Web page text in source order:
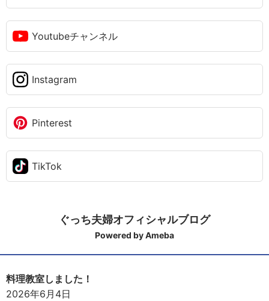
Youtubeチャンネル
Instagram
Pinterest
TikTok
ぐっち夫婦オフィシャルブログ
Powered by Ameba
料理教室しました！
2026年6月4日